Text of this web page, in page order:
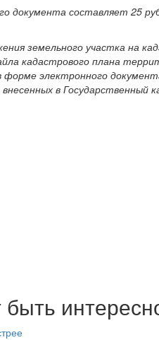
документа составляет 25
земельного участка на
кадастрового плана
электронного
в Государственный